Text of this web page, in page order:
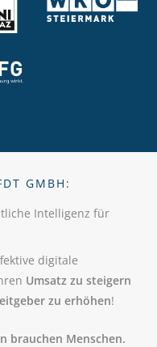
GMBH:
Intelligenz für
digitale
Umsatz zu steigern
zu erhöhen!
brauchen Menschen.